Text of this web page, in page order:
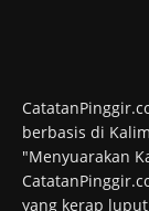
berbasis di
"Menyuarakan
yang kerap